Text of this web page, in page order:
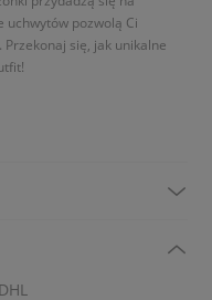
uchwytów pozwolą Ci
się, jak unikalne